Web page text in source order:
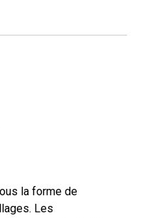
la forme de
Les